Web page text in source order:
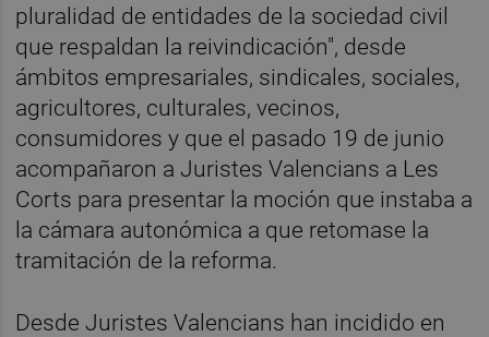
pluralidad de entidades de la sociedad civil
que respaldan la reivindicación", desde
ámbitos empresariales, sindicales, sociales,
agricultores, culturales, vecinos,
consumidores y que el pasado 19 de junio
acompañaron a Juristes Valencians a Les
Corts para presentar la moción que instaba a
la cámara autonómica a que retomase la
tramitación de la reforma.
Desde Juristes Valencians han incidido en